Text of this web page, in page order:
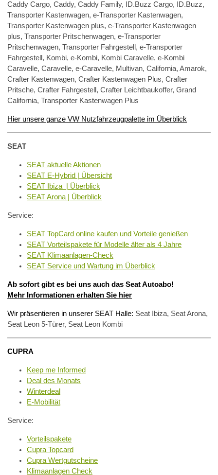
Caddy Cargo, Caddy, Caddy Family, ID.Buzz Cargo, ID.Buzz,
Transporter Kastenwagen, e-Transporter Kastenwagen,
Transporter Kastenwagen plus, e-Transporter Kastenwagen
plus, Transporter Pritschenwagen, e-Transporter
Pritschenwagen, Transporter Fahrgestell, e-Transporter
Fahrgestell, Kombi, e-Kombi, Kombi Caravelle, e-Kombi
Caravelle, Caravelle, e-Caravelle, Multivan, California, Amarok,
Crafter Kastenwagen, Crafter Kastenwagen Plus, Crafter
Pritsche, Crafter Fahrgestell, Crafter Leichtbaukoffer, Grand
California, Transporter Kastenwagen Plus
Hier unsere ganze VW Nutzfahrzeugpalette im Überblick
SEAT
SEAT aktuelle Aktionen
SEAT E-Hybrid | Übersicht
SEAT Ibiza | Überblick
SEAT Arona | Überblick
Service:
SEAT TopCard online kaufen und Vorteile genießen
SEAT Vorteilspakete für Modelle älter als 4 Jahre
SEAT Klimaanlagen-Check
SEAT Service und Wartung im Überblick
Ab sofort gibt es bei uns auch das Seat Autoabo!
Mehr Informationen erhalten Sie hier
Wir präsentieren in unserer SEAT Halle: Seat Ibiza, Seat Arona,
Seat Leon 5-Türer, Seat Leon Kombi
CUPRA
Keep me Informed
Deal des Monats
Winterdeal
E-Mobilität
Service:
Vorteilspakete
Cupra Topcard
Cupra Wertgutscheine
Klimaanlagen Check